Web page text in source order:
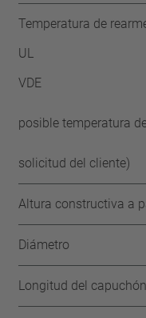
Temperatura de
UL
VDE
posible temperatura
solicitud del cliente)
Altura constructiva a
Diámetro
Longitud del